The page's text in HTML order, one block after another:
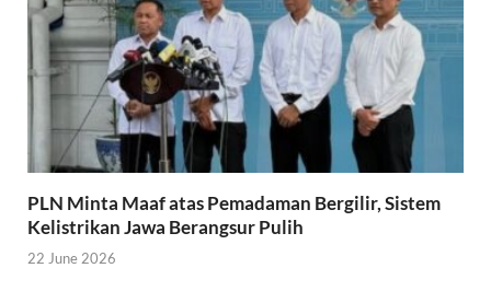
PLN Minta Maaf atas Pemadaman Bergilir, Sistem
Kelistrikan Jawa Berangsur Pulih
22 June 2026